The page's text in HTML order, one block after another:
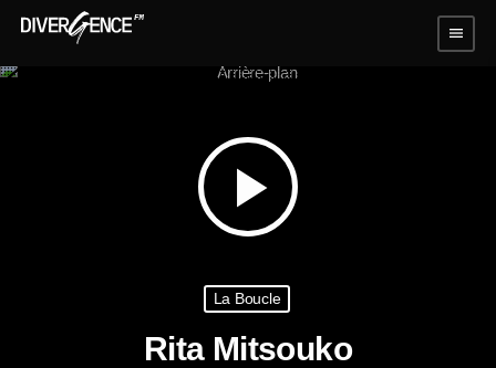
menu
play_arrow
La Boucle
Rita Mitsouko